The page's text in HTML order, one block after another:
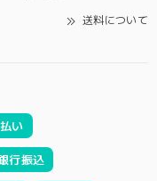
送料について
い
行振込